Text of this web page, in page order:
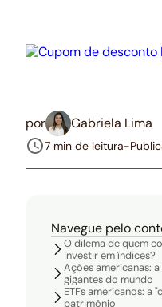
por Gabriela Lima
7 min de leitura-
Navegue pelo
O dilema de quem
investir em índices?
Ações americanas:
gigantes do mundo
ETFs americanos: a
patrimônio